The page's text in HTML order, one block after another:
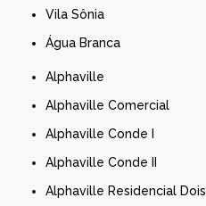
Vila Sônia
Água Branca
Alphaville
Alphaville Comercial
Alphaville Conde I
Alphaville Conde II
Alphaville Residencial Dois